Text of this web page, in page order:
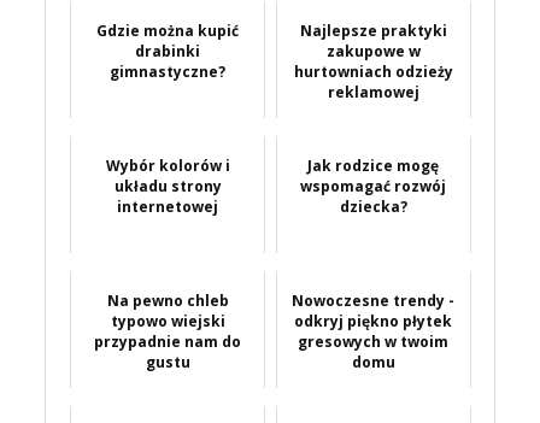
Gdzie można kupić
drabinki
gimnastyczne?
Najlepsze praktyki
zakupowe w
hurtowniach odzieży
reklamowej
Wybór kolorów i
układu strony
internetowej
Jak rodzice mogę
wspomagać rozwój
dziecka?
Na pewno chleb
typowo wiejski
przypadnie nam do
gustu
Nowoczesne trendy -
odkryj piękno płytek
gresowych w twoim
domu